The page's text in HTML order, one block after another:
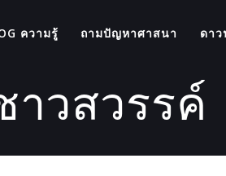
ความรู้ ถามปัญหาศาสนา ดา
วสวรรค์